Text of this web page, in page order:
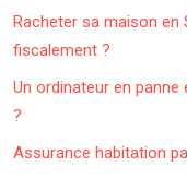
Racheter sa maison en
fiscalement ?
Un ordinateur en
?
Assurance habitation